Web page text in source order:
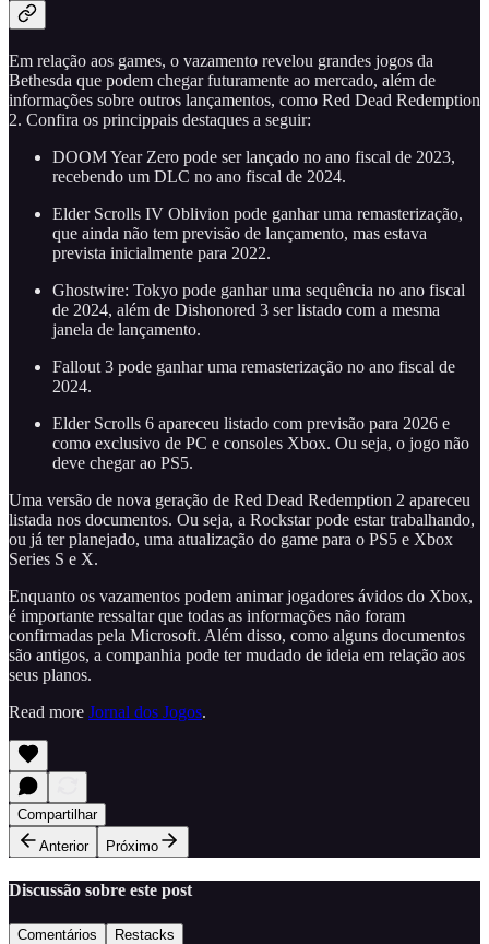
Em relação aos games, o vazamento revelou grandes jogos da
Bethesda que podem chegar futuramente ao mercado, além de
informações sobre outros lançamentos, como Red Dead Redemption
2. Confira os princippais destaques a seguir:
DOOM Year Zero pode ser lançado no ano fiscal de 2023,
recebendo um DLC no ano fiscal de 2024.
Elder Scrolls IV Oblivion pode ganhar uma remasterização,
que ainda não tem previsão de lançamento, mas estava
prevista inicialmente para 2022.
Ghostwire: Tokyo pode ganhar uma sequência no ano fiscal
de 2024, além de Dishonored 3 ser listado com a mesma
janela de lançamento.
Fallout 3 pode ganhar uma remasterização no ano fiscal de
2024.
Elder Scrolls 6 apareceu listado com previsão para 2026 e
como exclusivo de PC e consoles Xbox. Ou seja, o jogo não
deve chegar ao PS5.
Uma versão de nova geração de Red Dead Redemption 2 apareceu
listada nos documentos. Ou seja, a Rockstar pode estar trabalhando,
ou já ter planejado, uma atualização do game para o PS5 e Xbox
Series S e X.
Enquanto os vazamentos podem animar jogadores ávidos do Xbox,
é importante ressaltar que todas as informações não foram
confirmadas pela Microsoft. Além disso, como alguns documentos
são antigos, a companhia pode ter mudado de ideia em relação aos
seus planos.
Read more Jornal dos Jogos.
Compartilhar
Anterior
Próximo
Discussão sobre este post
Comentários Restacks